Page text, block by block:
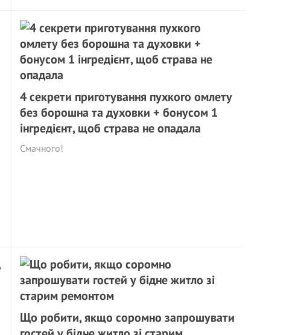
4 секрети приготування пухкого омлету
без борошна та духовки + бонусом 1
інгредієнт, щоб страва не опадала
Смачного!
Що робити, якщо соромно запрошувати